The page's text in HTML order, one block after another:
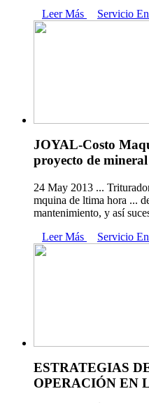
Leer Más
Servicio
JOYAL-Costo
proyecto de mineral
24 May 2013 ...
mquina de ltima hora ...
mantenimiento, y así
Leer Más
Servicio
ESTRATEGIAS
OPERACIÓN EN